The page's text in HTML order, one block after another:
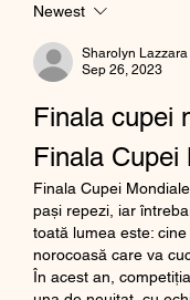
Newest
Sharolyn Lazzara
Sep 26, 2023
Finala cupei
Finala Cupei
Finala Cupei
pași repezi, iar
toată lumea este:
norocoasă care va
În acest an,